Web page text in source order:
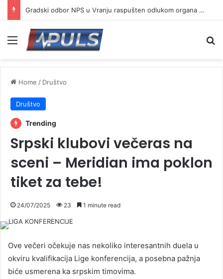
Gradski odbor NPS u Vranju raspušten odlukom organa stranke
Menu
Home / Društvo
Društvo
Trending
Srpski klubovi večeras na
sceni – Meridian ima poklon
tiket za tebe!
24/07/2025 23 1 minute read
Ove večeri očekuje nas nekoliko interesantnih duela u
okviru kvalifikacija Lige konferencija, a posebna pažnja
biće usmerena ka srpskim timovima.